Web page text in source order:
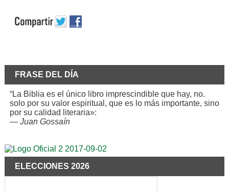
FRASE DEL DÍA
“La Biblia es el único libro imprescindible que hay, no.
solo por su valor espiritual, que es lo más importante, sino
por su calidad literaria»:
— Juan Gossaín
ELECCIONES 2026